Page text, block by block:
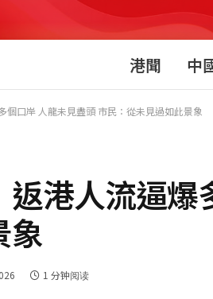
港聞 中
個口岸 人龍未見盡頭 市民：從未見過如此景象
港人流逼爆
象
1 分钟阅读